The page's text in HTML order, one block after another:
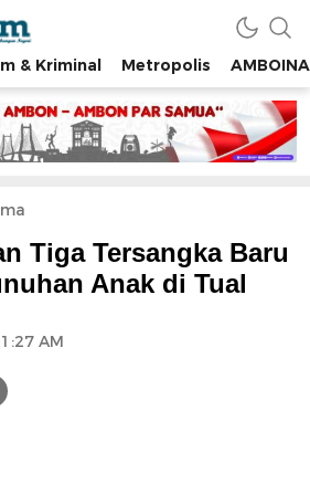
& Kriminal Metropolis AMBOINA
Tiga Tersangka Baru
Anak di Tual
AM